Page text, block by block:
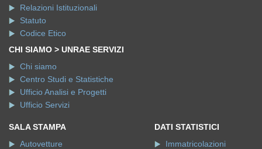
Relazioni Istituzionali
Statuto
Codice Etico
CHI SIAMO > UNRAE SERVIZI
Chi siamo
Centro Studi e Statistiche
Ufficio Analisi e Progetti
Ufficio Servizi
SALA STAMPA
Autovetture
DATI STATISTICI
Immatricolazioni